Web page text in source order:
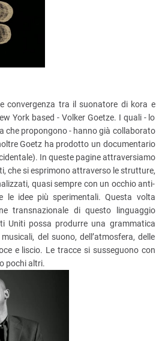
convergenza tra il suonatore di kora e
York based - Volker Goetze. I quali - lo
che propongono - hanno già collaborato
Goetz ha prodotto un documentario
In queste pagine attraversiamo
che si esprimono attraverso le strutture,
quasi sempre con un occhio anti-
le idee più sperimentali. Questa volta
transnazionale di questo linguaggio
Uniti possa produrre una grammatica
del suono, dell’atmosfera, delle
e liscio. Le tracce si susseguono con
pochi altri.